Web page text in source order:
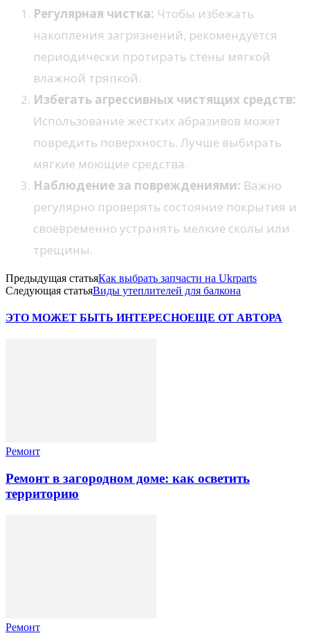
Регулярная чистка: Чтобы избежать
накопления загрязнений, рекомендуется
периодически протирать стены мягкой
влажной тряпкой.
Избегать агрессивных чистящих средств:
Использование жестких абразивов может
повредить поверхность. Лучше выбирать
мягкие моющие средства.
Наблюдение за повреждениями: Важно
регулярно проверять состояние покрытия и
своевременно устранять мелкие сколы или
трещины.
Предыдущая статьяКак выбрать запчасти на Ukrparts
Следующая статьяВиды утеплителей для балкона
ЭТО МОЖЕТ БЫТЬ ИНТЕРЕСНОЕЩЕ ОТ АВТОРА
Ремонт
Ремонт в загородном доме: как осветить
территорию
Ремонт